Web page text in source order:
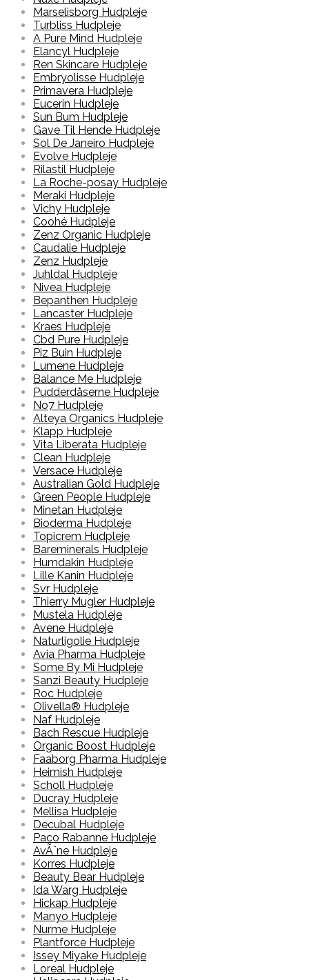
Marselisborg Hudpleje
Turbliss Hudpleje
A Pure Mind Hudpleje
Elancyl Hudpleje
Ren Skincare Hudpleje
Embryolisse Hudpleje
Primavera Hudpleje
Eucerin Hudpleje
Sun Bum Hudpleje
Gave Til Hende Hudpleje
Sol De Janeiro Hudpleje
Evolve Hudpleje
Rilastil Hudpleje
La Roche-posay Hudpleje
Meraki Hudpleje
Vichy Hudpleje
Coohé Hudpleje
Zenz Organic Hudpleje
Caudalie Hudpleje
Zenz Hudpleje
Juhldal Hudpleje
Nivea Hudpleje
Bepanthen Hudpleje
Lancaster Hudpleje
Kraes Hudpleje
Cbd Pure Hudpleje
Piz Buin Hudpleje
Lumene Hudpleje
Balance Me Hudpleje
Pudderdåserne Hudpleje
No7 Hudpleje
Alteya Organics Hudpleje
Klapp Hudpleje
Vita Liberata Hudpleje
Clean Hudpleje
Versace Hudpleje
Australian Gold Hudpleje
Green People Hudpleje
Minetan Hudpleje
Bioderma Hudpleje
Topicrem Hudpleje
Bareminerals Hudpleje
Humdakin Hudpleje
Lille Kanin Hudpleje
Svr Hudpleje
Thierry Mugler Hudpleje
Mustela Hudpleje
Avene Hudpleje
Naturligolie Hudpleje
Avia Pharma Hudpleje
Some By Mi Hudpleje
Sanzi Beauty Hudpleje
Roc Hudpleje
Olivella® Hudpleje
Naf Hudpleje
Bach Rescue Hudpleje
Organic Boost Hudpleje
Faaborg Pharma Hudpleje
Heimish Hudpleje
Scholl Hudpleje
Ducray Hudpleje
Mellisa Hudpleje
Decubal Hudpleje
Paco Rabanne Hudpleje
AvÃ¨ne Hudpleje
Korres Hudpleje
Beauty Bear Hudpleje
Ida Warg Hudpleje
Hickap Hudpleje
Manyo Hudpleje
Nurme Hudpleje
Plantforce Hudpleje
Issey Miyake Hudpleje
Loreal Hudpleje